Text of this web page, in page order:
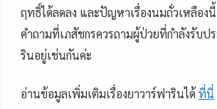
ฤทธิ์ได้ลดลง และปัญหาเรื่องนมถั่วเหลือง
คำถามที่เภสัชกรควรถามผู้ป่วยที่กำลังรับป
รินอยู่เช่นกันค่ะ
อ่านข้อมูลเพิ่มเติมเรื่องยาวาร์ฟารินได้ ที่นี่